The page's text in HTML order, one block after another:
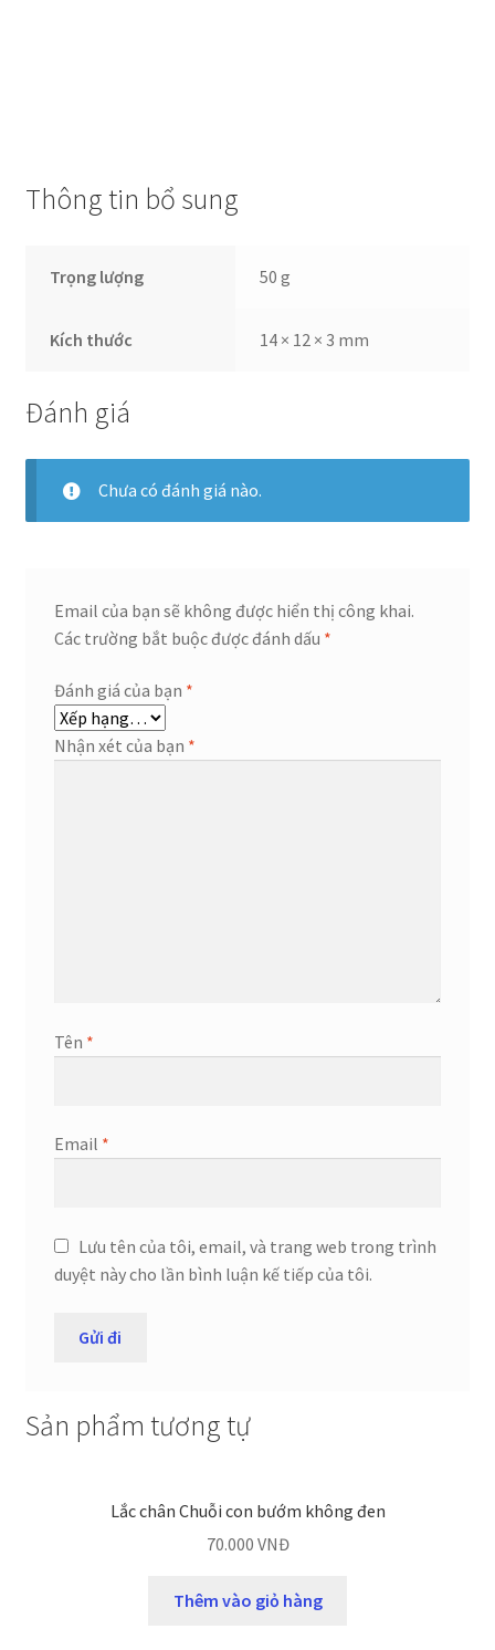
Thông tin bổ sung
Trọng lượng 50 g
Kích thước 14 × 12 × 3 mm
Đánh giá
Chưa có đánh giá nào.
Email của bạn sẽ không được hiển thị công khai.
Các trường bắt buộc được đánh dấu *
Đánh giá của bạn *
Nhận xét của bạn *
Tên *
Email *
Lưu tên của tôi, email, và trang web trong trình
duyệt này cho lần bình luận kế tiếp của tôi.
Sản phẩm tương tự
Lắc chân Chuỗi con bướm không đen
70.000 VNĐ
Thêm vào giỏ hàng